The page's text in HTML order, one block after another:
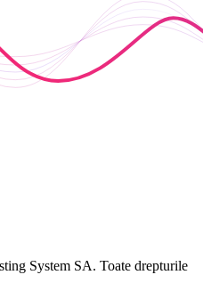
System SA. Toate drepturile